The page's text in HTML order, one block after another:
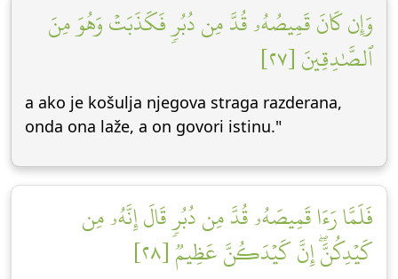
وَإِن كَانَ قَمِيصُهُۥ قُدَّ مِن دُبُرٖ فَكَذَبَتۡ وَهُوَ مِنَ
ٱلصَّٰدِقِينَ [٢٧]
a ako je košulja njegova straga razderana,
onda ona laže, a on govori istinu."
فَلَمَّا رَءَا قَمِيصَهُۥ قُدَّ مِن دُبُرٖ قَالَ إِنَّهُۥ مِن
كَيۡدِكُنَّۖ إِنَّ كَيۡدَكُنَّ عَظِيمٞ [٢٨]